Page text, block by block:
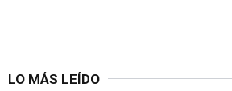
LO MÁS LEÍDO